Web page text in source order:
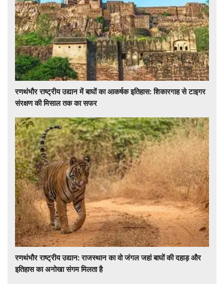
रणथंभौर राष्ट्रीय उद्यान में बाघों का आकर्षक इतिहास: शिकारगाह से टाइगर
संरक्षण की मिसाल तक का सफर
रणथंभौर राष्ट्रीय उद्यान: राजस्थान का वो जंगल जहां बाघों की दहाड़ और
इतिहास का अनोखा संगम मिलता है